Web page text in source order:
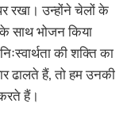
उन्होंने चेलों के
के साथ भोजन किया
की शक्ति का
ढालते हैं, तो हम उनकी
हैं।